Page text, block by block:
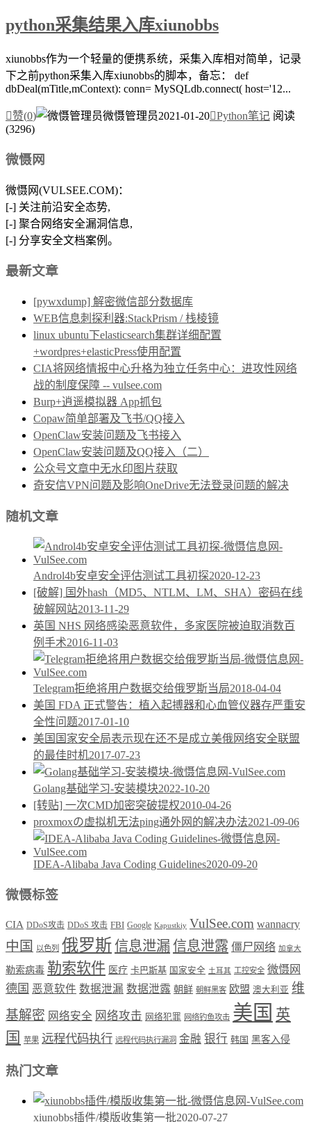
python采集结果入库xiunobbs
xiunobbs作为一个轻量的便携系统，采集入库相对简单，记录
下之前python采集入库xiunobbs的脚本，备忘： def
dbDeal(mTitle,mContext): conn= MySQLdb.connect( host='12...
赞(0) 微慑管理员2021-01-20Python笔记 阅读
(3296)
微慑网
微慑网(VULSEE.COM)：
[-] 关注前沿安全态势,
[-] 聚合网络安全漏洞信息,
[-] 分享安全文档案例。
最新文章
[pywxdump] 解密微信部分数据库
WEB信息刺探利器:StackPrism / 栈棱镜
linux ubuntu下elasticsearch集群详细配置
+wordpres+elasticPress使用配置
CIA将网络情报中心升格为独立任务中心：进攻性网络
战的制度保障 -- vulsee.com
Burp+逍遥模拟器 App抓包
Copaw简单部署及飞书/QQ接入
OpenClaw安装问题及飞书接入
OpenClaw安装问题及QQ接入（二）
公众号文章中无水印图片获取
奇安信VPN问题及影响OneDrive无法登录问题的解决
随机文章
Androl4b安卓安全评估测试工具初探2020-12-23
[破解] 国外hash（MD5、NTLM、LM、SHA）密码在线
破解网站2013-11-29
英国 NHS 网络感染恶意软件，多家医院被迫取消数百
例手术2016-11-03
Telegram拒绝将用户数据交给俄罗斯当局2018-04-04
美国 FDA 正式警告：植入起搏器和心血管仪器存严重安
全性问题2017-01-10
美国国家安全局表示现在还不是成立美俄网络安全联盟
的最佳时机2017-07-23
Golang基础学习-安装模块2022-10-20
[转贴] 一次CMD加密突破提权2010-04-26
proxmoxの虚拟机无法ping通外网的解决办法2021-09-06
IDEA-Alibaba Java Coding Guidelines2020-09-20
微慑标签
CIA DDoS攻击 DDoS 攻击 FBI Google Kapustkiy VulSee.com wannacry
中国 以色列 俄罗斯信息泄漏信息泄露 僵尸网络 加拿大
勒索病毒 勒索软件 医疗 卡巴斯基 国家安全 土耳其 工控安全 微慑网
德国 恶意软件 数据泄漏 数据泄露 朝鲜 朝鲜黑客 欧盟 澳大利亚 维
基解密 网络安全 网络攻击 网络犯罪 网络钓鱼攻击 美国 英
国
苹果 远程代码执行 远程代码执行漏洞 金融 银行 韩国 黑客入侵
热门文章
xiunobbs插件/模版收集第一批2020-07-27